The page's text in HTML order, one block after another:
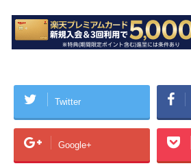
Twitter
Google+